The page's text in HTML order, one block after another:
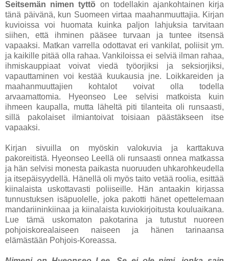
Seitsemän nimen tyttö on todellakin ajankohtainen kirja
tänä päivänä, kun Suomeen virtaa maahanmuuttajia. Kirjan
kuvioissa voi huomata kuinka paljon lahjuksia tarvitaan
siihen, että ihminen pääsee turvaan ja tuntee itsensä
vapaaksi. Matkan varrella odottavat eri vankilat, poliisit ym.
ja kaikille pitää olla rahaa. Vankiloissa ei selviä ilman rahaa,
ihmiskauppiaat voivat viedä työorjiksi ja seksiorjiksi,
vapauttaminen voi kestää kuukausia jne. Loikkareiden ja
maahanmuuttajien kohtalot voivat olla todella
arvaamattomia. Hyeonseo Lee selvisi matkoista kuin
ihmeen kaupalla, mutta läheltä piti tilanteita oli runsaasti,
sillä pakolaiset ilmiantoivat toisiaan päästäkseen itse
vapaaksi.
Kirjan sivuilla on myöskin valokuvia ja karttakuva
pakoreitistä. Hyeonseo Leellä oli runsaasti onnea matkassa
ja hän selvisi monesta paikasta nuoruuden uhkarohkeudella
ja itsepäisyydellä. Hänellä oli myös taito vetää roolia, esittää
kiinalaista uskottavasti poliiseille. Hän antaakin kirjassa
tunnustuksen isäpuolelle, joka pakotti hänet opettelemaan
mandariininkiinaa ja kiinalaista kuviokirjoitusta kouluaikana.
Lue tämä uskomaton pakotarina ja tutustut nuoreen
pohjoiskorealaiseen naiseen ja hänen tarinaansa
elämästään Pohjois-Koreassa.